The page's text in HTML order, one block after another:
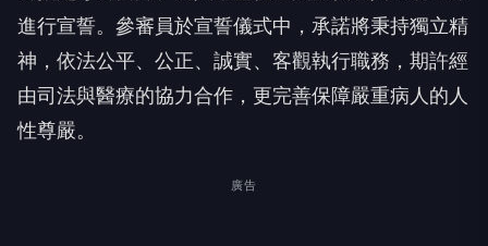
進行宣誓。參審員於宣誓儀式中，承諾將秉持獨立精
神，依法公平、公正、誠實、客觀執行職務，期許經
由司法與醫療的協力合作，更完善保障嚴重病人的人
性尊嚴。
廣告